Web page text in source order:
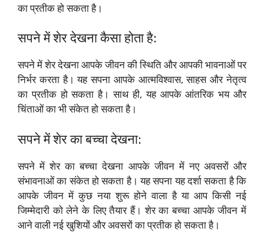
का प्रतीक हो सकता है।
सपने में शेर देखना कैसा होता है:
सपने में शेर देखना आपके जीवन की स्थिति और आपकी भावनाओं पर
निर्भर करता है। यह सपना आपके आत्मविश्वास, साहस और नेतृत्व
का प्रतीक हो सकता है। साथ ही, यह आपके आंतरिक भय और
चिंताओं का भी संकेत हो सकता है।
सपने में शेर का बच्चा देखना:
सपने में शेर का बच्चा देखना आपके जीवन में नए अवसरों और
संभावनाओं का संकेत हो सकता है। यह सपना यह दर्शा सकता है कि
आपके जीवन में कुछ नया शुरू होने वाला है या आप किसी नई
जिम्मेदारी को लेने के लिए तैयार हैं। शेर का बच्चा आपके जीवन में
आने वाली नई खुशियों और अवसरों का प्रतीक हो सकता है।